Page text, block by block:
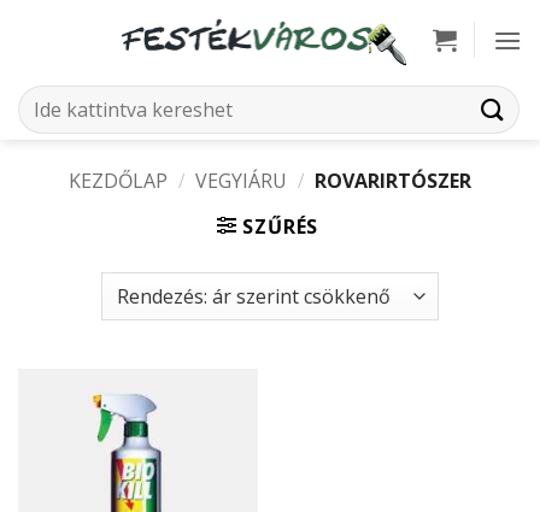
Keresés
a
KEZDŐLAP / VEGYIÁRU / ROVARIRTÓSZER
SZŰRÉS